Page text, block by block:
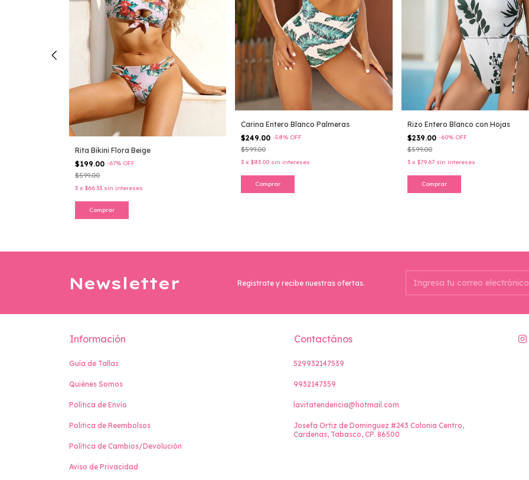
Rita Bikini Flora Beige
$199.00 -67% OFF
$599.00
3 x $66.33 sin intereses
Comprar
Carina Entero Blanco Palmeras
$249.00-58% OFF
$599.00
3 x$83.00 sin intereses
Comprar
Rizo Entero Blanco con Hojas
$239.00 -60% OFF
$599.00
3 x $79.67 sin intereses
Comprar
Newsletter Registrate y recibe nuestras ofertas.
Información
Guía de Tallas
Quiénes Somos
Política de Envío
Politica de Reembolsos
Política de Cambios/Devolución
Aviso de Privacidad
Contactános
529932147539
9932147359
lavitatendencia@hotmail.com
Josefa Ortiz de Dominguez #243 Colonia Centro,
Cardenas, Tabasco, CP. 86500